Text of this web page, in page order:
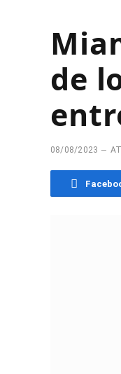
de
08/08/2023